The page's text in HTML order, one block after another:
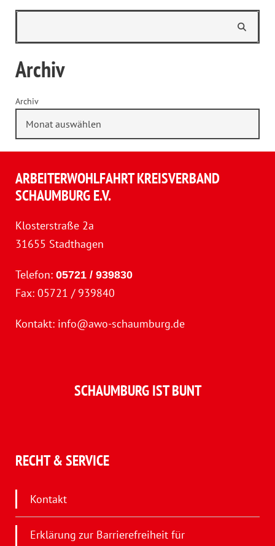
Archiv
Archiv
ARBEITERWOHLFAHRT KREISVERBAND
SCHAUMBURG E.V.
Klosterstraße 2a
31655 Stadthagen
Telefon: 05721 / 939830
Fax: 05721 / 939840
Kontakt: info@awo-schaumburg.de
SCHAUMBURG IST BUNT
RECHT & SERVICE
Kontakt
Erklärung zur Barrierefreiheit für